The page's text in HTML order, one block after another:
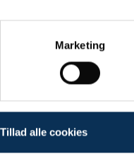
Marketing
Tillad alle cookies